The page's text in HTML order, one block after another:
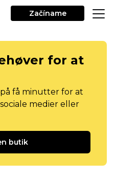
Začíname
for at
få minutter for at
medier eller
butik